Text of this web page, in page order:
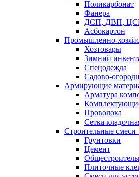
Поликарбонат
Фанера
ДСП, ДВП,
Асбокартон
Промышленно-
Хозтовары
Зимний
Спецодежда
Садово-
Армирующие
Арматура
Проволока
Сетка
Строительные смеси
Грунтовки
Цемент
Плиточные